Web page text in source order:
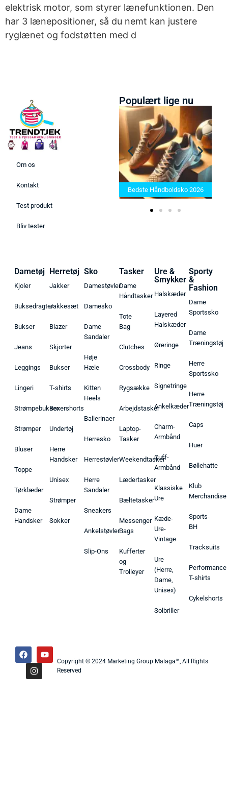
elektrisk motor, som styrer lænefunktionen. Den
har 3 lænepositioner, så du nemt kan justere
ryglænet og fodstøtten med d
Om os
Kontakt
Test produkt
Bliv tester
Populært lige nu
Bedste Saunatæppe 2025 –
Find de bedste produkter her!
Bedste Håndboldsko 2026
Dametøj
Kjoler
Buksedragter
Bukser
Jeans
Leggings
Lingeri
Strømpebukser
Strømper
Bluser
Toppe
Tørklæder
Dame
Handsker
Herretøj
Jakker
Jakkesæt
Blazer
Skjorter
Bukser
T-shirts
Boxershorts
Undertøj
Herre
Handsker
Unisex
Strømper
Sokker
Sko
Damestøvler
Damesko
Dame
Sandaler
Høje
Hæle
Kitten
Heels
Ballerinaer
Herresko
Herrestøvler
Herre
Sandaler
Sneakers
Ankelstøvler
Slip-Ons
Tasker
Dame
Håndtasker
Tote
Bag
Clutches
Crossbody
Rygsække
Arbejdstasker
Laptop-
Tasker
Weekendtasker
Lædertasker
Bæltetasker
Messenger
Bags
Kufferter
og
Trolleyer
Ure &
Smykker
Halskæder
Layered
Halskæder
Øreringe
Ringe
Signetringe
Ankelkæder
Charm-
Armbånd
Cuff-
Armbånd
Klassiske
Ure
Kæde-
Ure-
Vintage
Ure
(Herre,
Dame,
Unisex)
Solbriller
Sporty
&
Fashion
Dame
Sportssko
Dame
Træningstøj
Herre
Sportssko
Herre
Træningstøj
Caps
Huer
Bøllehatte
Klub
Merchandise
Sports-
BH
Tracksuits
Performance
T-shirts
Cykelshorts
Copyright © 2024 Marketing Group Malaga™, All Rights
Reserved